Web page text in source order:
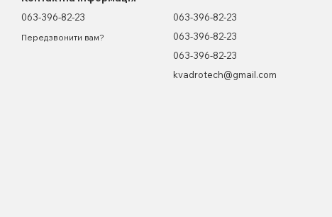
063-396-82-23
Передзвонити вам?
063-396-82-23
063-396-82-23
063-396-82-23
kvadrotech@gmail.com